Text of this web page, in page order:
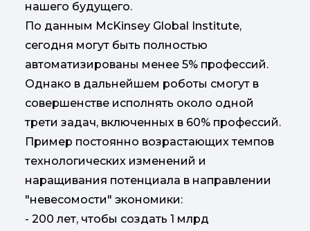
нашего будущего.
По данным McKinsey Global Institute,
сегодня могут быть полностью
автоматизированы менее 5% профессий.
Однако в дальнейшем роботы смогут в
совершенстве исполнять около одной
трети задач, включенных в 60% профессий.
Пример постоянно возрастающих темпов
технологических изменений и
наращивания потенциала в направлении
"невесомости" экономики:
- 200 лет, чтобы создать 1 млрд